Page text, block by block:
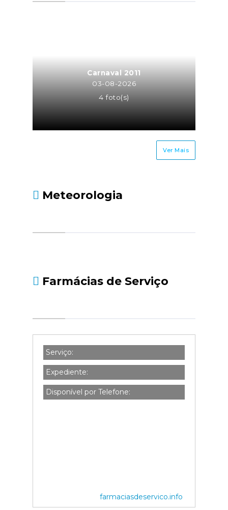
independente é equiparado a
TCO, sendo os seus honorários
recebidos pela atividade
independentes.Até quando
Declaração Modelo 3 de
social.pt/noticias/-/asset_publisher/
Carnaval 2011
03-08-2026
4 foto(s)
Ver Mais
Meteorologia
Farmácias de Serviço
Serviço:
Expediente:
Disponível por Telefone:
farmaciasdeservico.info